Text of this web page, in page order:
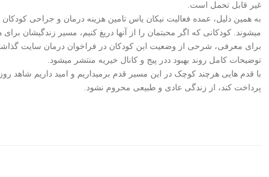
غیر قابل تحمل است.
به همین دلیل، عمده فعالیت نیکان یاس تامین هزینه درمان و جراحی
میشوند. کودکانی که اگر محبتمان را از آنها دریغ کنیم، مسیر زندگیشان
برای معرفی، شرحی از وضعیت این کودکان در فراخوان درمان سایت
توضیحات کامل روند بهبود ددر پیج و کانال خیریه منتشر میشود.
با قدم هایی هرچند کوچک در این مسیر قدم برمیداریم و امید داریم شاهد
پرداخت کند، از زندگی عادی و طبیعی محروم نشود.